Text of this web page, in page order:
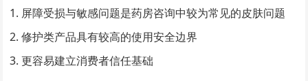
屏障受损与敏感问题是药房咨询中较为常见的皮肤问题
修护类产品具有较高的使用安全边界
更容易建立消费者信任基础